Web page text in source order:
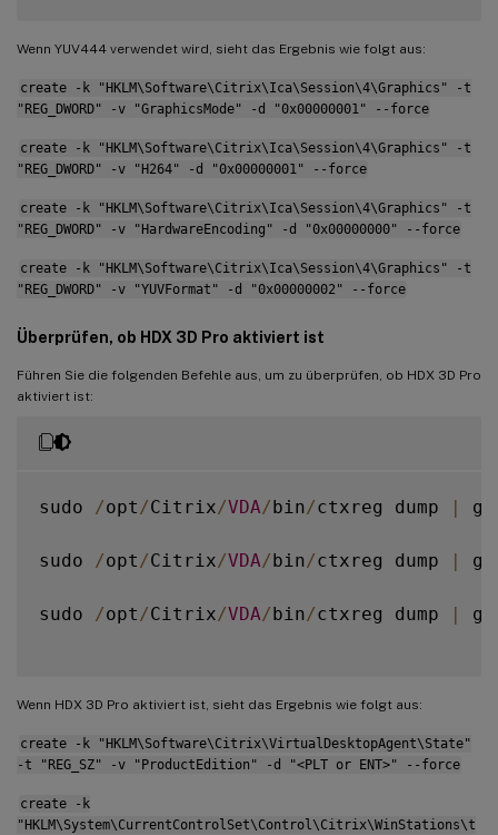
Wenn YUV444 verwendet wird, sieht das Ergebnis wie folgt aus:
create -k "HKLM\Software\Citrix\Ica\Session\4\Graphics" -t
"REG_DWORD" -v "GraphicsMode" -d "0x00000001" --force
create -k "HKLM\Software\Citrix\Ica\Session\4\Graphics" -t
"REG_DWORD" -v "H264" -d "0x00000001" --force
create -k "HKLM\Software\Citrix\Ica\Session\4\Graphics" -t
"REG_DWORD" -v "HardwareEncoding" -d "0x00000000" --force
create -k "HKLM\Software\Citrix\Ica\Session\4\Graphics" -t
"REG_DWORD" -v "YUVFormat" -d "0x00000002" --force
Überprüfen, ob HDX 3D Pro aktiviert ist
Führen Sie die folgenden Befehle aus, um zu überprüfen, ob HDX 3D Pro
aktiviert ist:
sudo /opt /Citrix/VDA/bin/ctxreg dump |
sudo /opt /Citrix/VDA/bin/ctxreg dump |
sudo /opt /Citrix/VDA/bin/ctxreg dump |
Wenn HDX 3D Pro aktiviert ist, sieht das Ergebnis wie folgt aus:
create -k "HKLM\Software\Citrix\VirtualDesktopAgent\State"
-t "REG_SZ" -v "ProductEdition" -d "<PLT or ENT>" --force
create -k
"HKLM\System\CurrentControlSet\Control\Citrix\WinStations\t